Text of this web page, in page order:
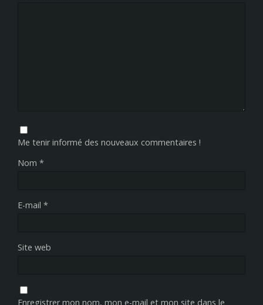
Me tenir informé des nouveaux commentaires !
Nom *
E-mail *
Site web
Enregistrer mon nom, mon e-mail et mon site dans le